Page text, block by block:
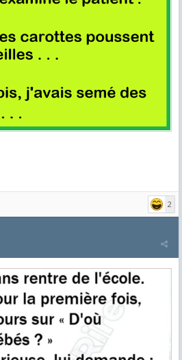
2